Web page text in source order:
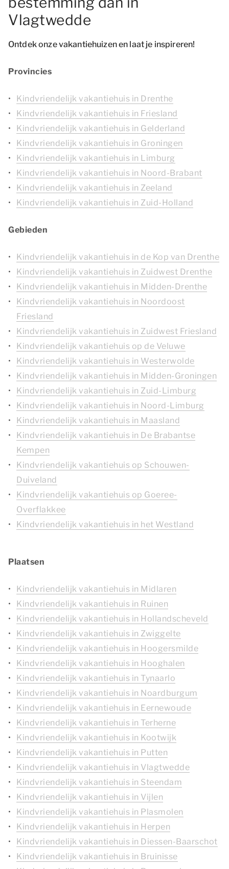
Vlagtwedde
Ontdek onze vakantiehuizen en laat je inspireren!
Provincies
Kindvriendelijk vakantiehuis in Drenthe
Kindvriendelijk vakantiehuis in Friesland
Kindvriendelijk vakantiehuis in Gelderland
Kindvriendelijk vakantiehuis in Groningen
Kindvriendelijk vakantiehuis in Limburg
Kindvriendelijk vakantiehuis in Noord-Brabant
Kindvriendelijk vakantiehuis in Zeeland
Kindvriendelijk vakantiehuis in Zuid-Holland
Gebieden
Kindvriendelijk vakantiehuis in de Kop van Drenthe
Kindvriendelijk vakantiehuis in Zuidwest Drenthe
Kindvriendelijk vakantiehuis in Midden-Drenthe
Kindvriendelijk vakantiehuis in Noordoost
Friesland
Kindvriendelijk vakantiehuis in Zuidwest Friesland
Kindvriendelijk vakantiehuis op de Veluwe
Kindvriendelijk vakantiehuis in Westerwolde
Kindvriendelijk vakantiehuis in Midden-Groningen
Kindvriendelijk vakantiehuis in Zuid-Limburg
Kindvriendelijk vakantiehuis in Noord-Limburg
Kindvriendelijk vakantiehuis in Maasland
Kindvriendelijk vakantiehuis in De Brabantse
Kempen
Kindvriendelijk vakantiehuis op Schouwen-
Duiveland
Kindvriendelijk vakantiehuis op Goeree-
Overflakkee
Kindvriendelijk vakantiehuis in het Westland
Plaatsen
Kindvriendelijk vakantiehuis in Midlaren
Kindvriendelijk vakantiehuis in Ruinen
Kindvriendelijk vakantiehuis in Hollandscheveld
Kindvriendelijk vakantiehuis in Zwiggelte
Kindvriendelijk vakantiehuis in Hoogersmilde
Kindvriendelijk vakantiehuis in Hooghalen
Kindvriendelijk vakantiehuis in Tynaarlo
Kindvriendelijk vakantiehuis in Noardburgum
Kindvriendelijk vakantiehuis in Eernewoude
Kindvriendelijk vakantiehuis in Terherne
Kindvriendelijk vakantiehuis in Kootwijk
Kindvriendelijk vakantiehuis in Putten
Kindvriendelijk vakantiehuis in Vlagtwedde
Kindvriendelijk vakantiehuis in Steendam
Kindvriendelijk vakantiehuis in Vijlen
Kindvriendelijk vakantiehuis in Plasmolen
Kindvriendelijk vakantiehuis in Herpen
Kindvriendelijk vakantiehuis in Diessen-Baarschot
Kindvriendelijk vakantiehuis in Bruinisse